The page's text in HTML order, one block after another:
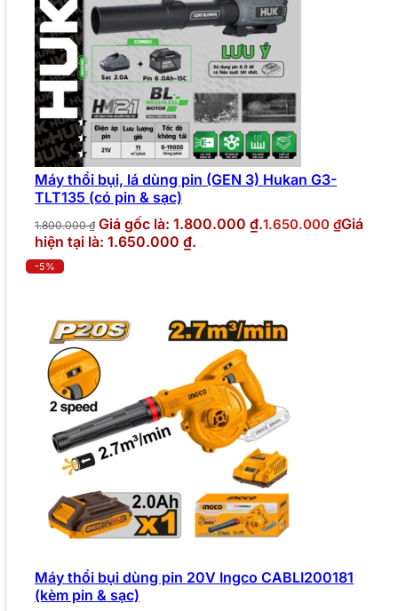
Máy thổi bụi, lá dùng pin (GEN 3) Hukan G3-
TLT135 (có pin & sạc)
1.800.000₫ Giá gốc là: 1.800.000 ₫.1.650.000 ₫Giá
hiện tại là: 1.650.000 ₫.
-5%
Máy thổi bụi dùng pin 20V Ingco CABLI200181
(kèm pin & sạc)